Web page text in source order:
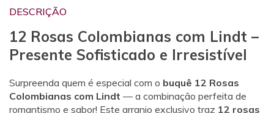
DESCRIÇÃO
12 Rosas Colombianas com Lindt –
Presente Sofisticado e Irresistível
Surpreenda quem é especial com o buquê 12 Rosas
Colombianas com Lindt — a combinação perfeita de
romantismo e sabor! Este arranjo exclusivo traz 12 rosas